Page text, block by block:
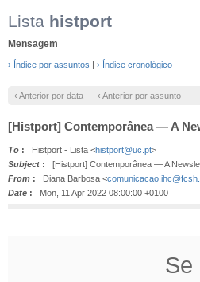
Lista histport
Mensagem
› Índice por assuntos | › Índice cronológico
‹ Anterior por data ‹ Anterior por assunto
[Histport] Contemporânea — A
To : Histport - Lista <histport@uc.pt>
Subject : [Histport] Contemporânea — A
From : Diana Barbosa <
Date : Mon, 11 Apr 2022 08:00:00 +0100
Se